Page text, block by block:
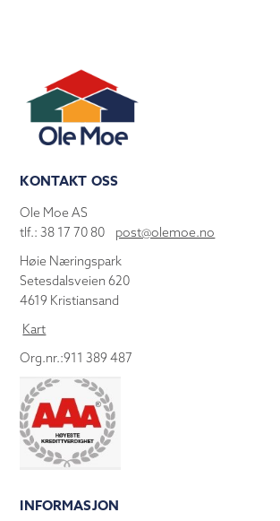
KONTAKT OSS
Ole Moe AS
tlf.: 38 17 70 80 post@olemoe.no
Høie Næringspark
Setesdalsveien 620
4619 Kristiansand
Kart
Org.nr.:911 389 487
INFORMASJON